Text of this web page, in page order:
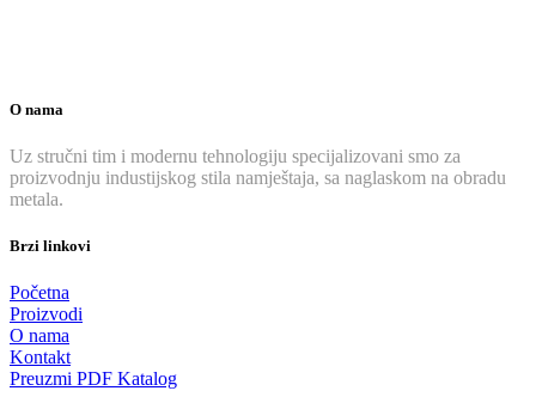
O nama
Uz stručni tim i modernu tehnologiju specijalizovani smo za
proizvodnju industijskog stila namještaja, sa naglaskom na obradu
metala.
Brzi linkovi
Početna
Proizvodi
O nama
Kontakt
Preuzmi PDF Katalog